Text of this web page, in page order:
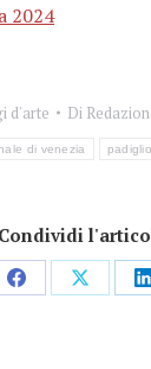
2024
d'arte Di
di venezia
Condividi
Condividi